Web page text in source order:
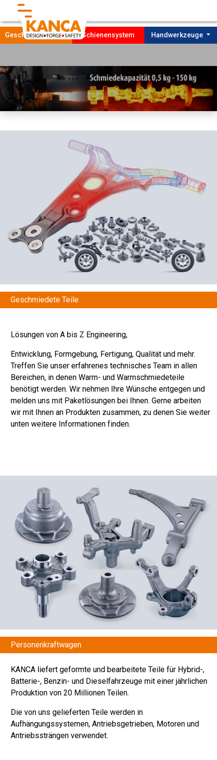
Startseıte
Unternehmen
FORDERUNG
Produktıon
Geschmiedete Teile Schienensystem Handwerkzeuge
Geschmiedete Teile
Lösungen von A bis Z Engineering,
Entwicklung, Formgebung, Fertigung, Qualität und mehr.
Treffen Sie unser erfahrenes technisches Team in allen
Bereichen, in denen Warm- und Warmschmiedeteile
benötigt werden. Wir nehmen Ihre Wünsche entgegen und
melden uns mit Paketlösungen bei Ihnen. Gerne arbeiten
wir mit Ihnen an Produkten zusammen, zu denen Sie weiter
unten weitere Informationen finden.
Personenkraftwagen
KANCA liefert geformte und bearbeitete Teile für Hybrid-,
Batterie-, Benzin- und Dieselfahrzeuge mit einer jährlichen
Produktion von 20 Millionen Teilen.
Die von uns gelieferten Teile werden in
Aufhängungssystemen, Antriebsgetrieben, Motoren und
Antriebssträngen verwendet.